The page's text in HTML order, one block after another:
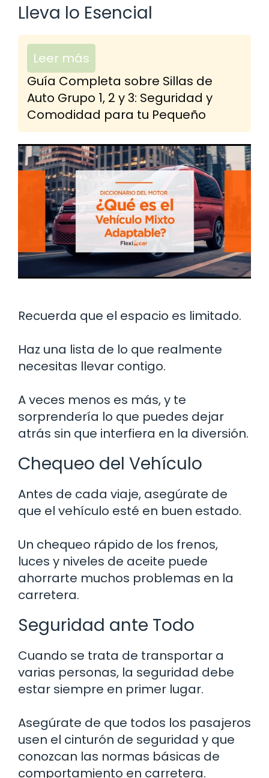
Lleva lo Esencial
Leer más
Guía Completa sobre Sillas de
Auto Grupo 1, 2 y 3: Seguridad y
Comodidad para tu Pequeño
Recuerda que el espacio es limitado.
Haz una lista de lo que realmente
necesitas llevar contigo.
A veces menos es más, y te
sorprendería lo que puedes dejar
atrás sin que interfiera en la diversión.
Chequeo del Vehículo
Antes de cada viaje, asegúrate de
que el vehículo esté en buen estado.
Un chequeo rápido de los frenos,
luces y niveles de aceite puede
ahorrarte muchos problemas en la
carretera.
Seguridad ante Todo
Cuando se trata de transportar a
varias personas, la seguridad debe
estar siempre en primer lugar.
Asegúrate de que todos los pasajeros
usen el cinturón de seguridad y que
conozcan las normas básicas de
comportamiento en carretera.